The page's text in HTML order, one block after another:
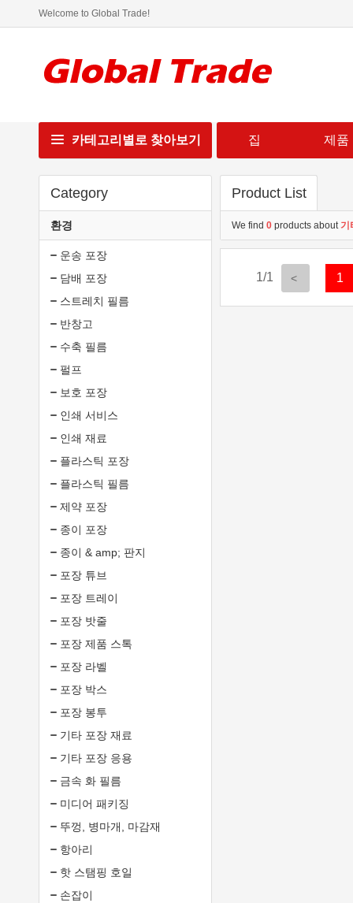
Welcome to Global Trade!
카테고리별로 찾아보기 집 제품
Category
환경
운송 포장
담배 포장
스트레치 필름
반창고
수축 필름
펄프
보호 포장
인쇄 서비스
인쇄 재료
플라스틱 포장
플라스틱 필름
제약 포장
종이 포장
종이 & amp; 판지
포장 튜브
포장 트레이
포장 밧줄
포장 제품 스톡
포장 라벨
포장 박스
포장 봉투
기타 포장 재료
기타 포장 응용
금속 화 필름
미디어 패키징
뚜껑, 병마개, 마감재
항아리
핫 스탬핑 호일
손잡이
Product List
We find 0 products about기
1/1 1